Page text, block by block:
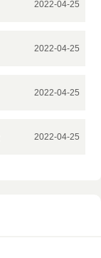
2022-04-25
2022-04-25
2022-04-25
2022-04-25